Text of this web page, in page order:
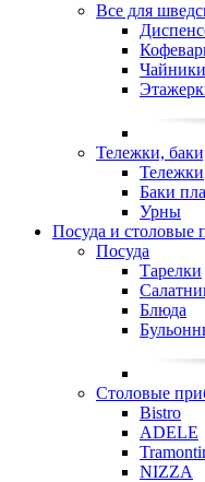
Все для
Тележки,
Тележки
Баки
Урны
Посуда и столовые
Посуда
Тарелки
Блюда
Столовые
Bistro
ADELE
NIZZA